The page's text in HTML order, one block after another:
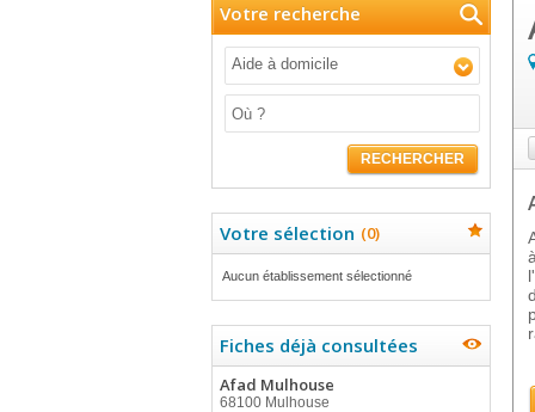
Votre recherche
Aide à domicile
RECHERCHER
Votre sélection (0)
Aucun établissement sélectionné
Fiches déjà consultées
Afad Mulhouse
68100 Mulhouse